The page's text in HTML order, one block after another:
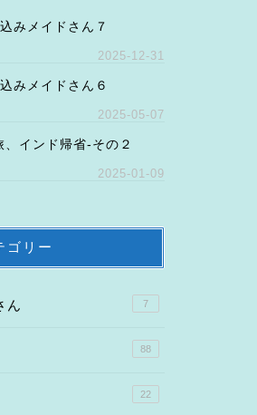
みメイドさん７
2025-12-31
みメイドさん６
2025-05-07
インド帰省-その２
2025-01-09
ゴリー
ん 7
88
22